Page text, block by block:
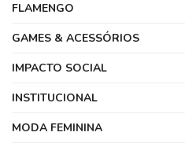
FLAMENGO
GAMES & ACESSÓRIOS
IMPACTO SOCIAL
INSTITUCIONAL
MODA FEMININA